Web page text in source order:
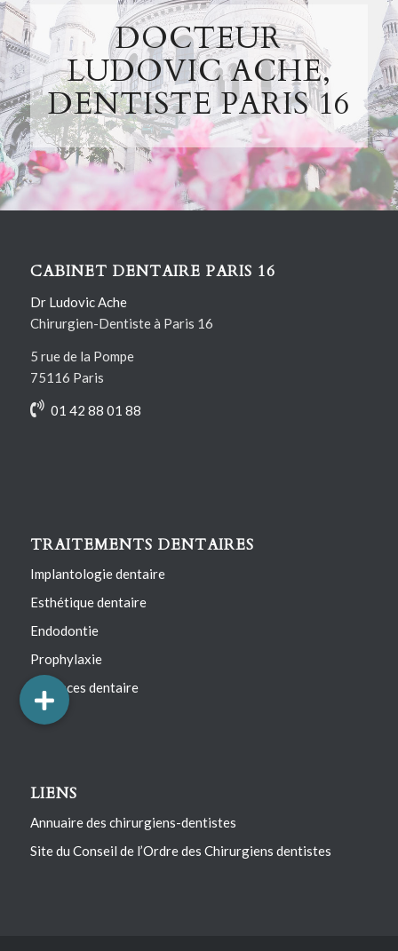
DOCTEUR
LUDOVIC ACHE,
DENTISTE PARIS 16
CABINET DENTAIRE PARIS 16
Dr Ludovic Ache
Chirurgien-Dentiste à Paris 16
5 rue de la Pompe
75116 Paris
01 42 88 01 88
Contactez-nous
TRAITEMENTS DENTAIRES
Implantologie dentaire
Esthétique dentaire
Endodontie
Prophylaxie
Urgences dentaire
LIENS
Annuaire des chirurgiens-dentistes
Site du Conseil de l’Ordre des Chirurgiens dentistes